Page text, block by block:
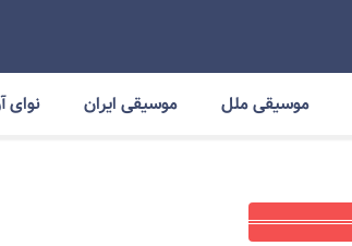
موسیقی ملل موسیقی ایران نوای